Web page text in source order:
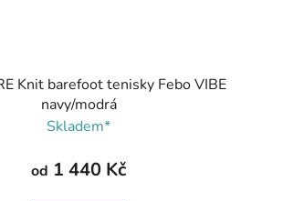
Knit barefoot tenisky Febo VIBE
navy/modrá
Skladem*
od 1 440 Kč